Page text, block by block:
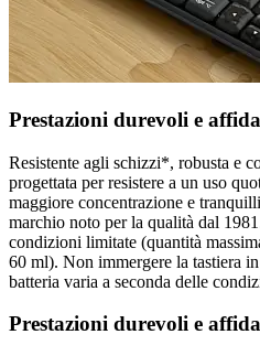
Prestazioni durevoli e
Resistente agli schizzi*, robusta e
progettata per resistere a un uso
maggiore concentrazione e
marchio noto per la qualità dal
condizioni limitate (quantità
60 ml). Non immergere la tastiera
batteria varia a seconda delle
Prestazioni durevoli e